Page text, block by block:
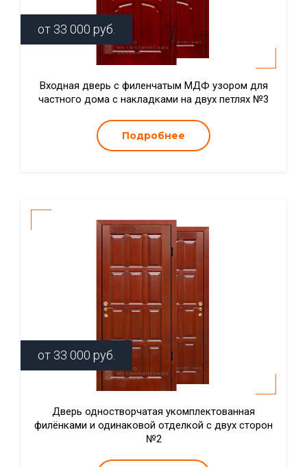
от 33 000 руб.
Входная дверь с филенчатым МДФ узором для
частного дома с накладками на двух петлях №3
Подробнее
от 33 000 руб.
Дверь одностворчатая укомплектованная
филёнками и одинаковой отделкой с двух сторон
№2